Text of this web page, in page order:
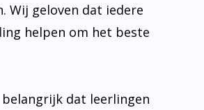
Wij geloven dat iedere
helpen om het beste
dat leerlingen